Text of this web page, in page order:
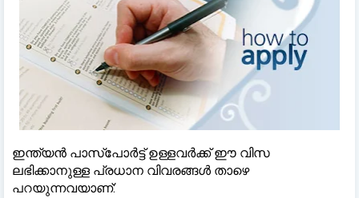
ഇന്ത്യൻ പാസ്‌പോർട്ട് ഉള്ളവർക്ക് ഈ വിസ
ലഭിക്കാനുള്ള പ്രധാന വിവരങ്ങൾ താഴെ
പറയുന്നവയാണ്: